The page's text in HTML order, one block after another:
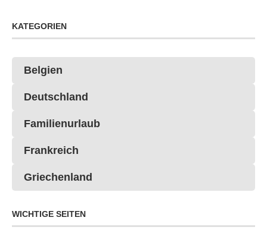
KATEGORIEN
Belgien
Deutschland
Familienurlaub
Frankreich
Griechenland
WICHTIGE SEITEN